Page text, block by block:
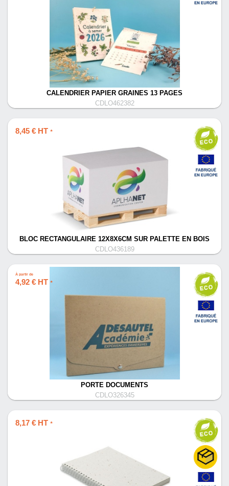
CALENDRIER PAPIER GRAINES 13 PAGES
CDLO462382
8,45 € HT *
BLOC RECTANGULAIRE 12X8X6CM SUR PALETTE EN BOIS
CDLO436189
À partir de
4,92 € HT *
PORTE DOCUMENTS
CDLO326345
8,17 € HT *